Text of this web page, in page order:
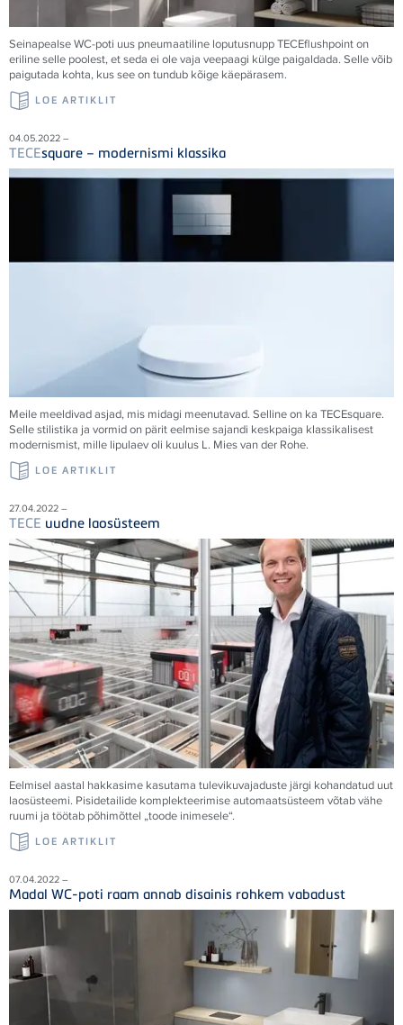
Seinapealse WC-poti uus pneumaatiline loputusnuppTECEflushpoint on
eriline selle poolest, et seda ei ole vaja veepaagi külge paigaldada. Selle võib
paigutada kohta, kus see on tundub kõige käepärasem.
LOE ARTIKLIT
04.05.2022 –
TECEsquare – modernismi klassika
Meile meeldivad asjad, mis midagi meenutavad. Selline on ka TECEsquare.
Selle stilistika ja vormid on pärit eelmise sajandi keskpaiga klassikalisest
modernismist, mille lipulaev oli kuulus L. Mies van der Rohe.
LOE ARTIKLIT
27.04.2022 –
TECE uudne laosüsteem
Eelmisel aastal hakkasime kasutama tulevikuvajaduste järgi kohandatud uut
laosüsteemi. Pisidetailide komplekteerimise automaatsüsteem võtab vähe
ruumi ja töötab põhimõttel „toode inimesele“.
LOE ARTIKLIT
07.04.2022 –
Madal WC-poti raam annab disainis rohkem vabadust